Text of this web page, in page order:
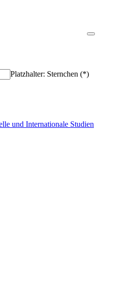
Platzhalter: Sternchen (*)
und Internationale Studien